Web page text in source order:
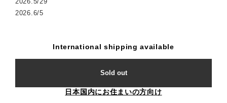
2026.6/5
International shipping available
Sold out
日本国内にお住まいの方向け